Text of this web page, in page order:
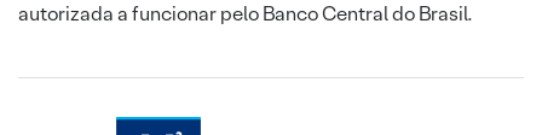
autorizada a funcionar pelo Banco Central do Brasil.